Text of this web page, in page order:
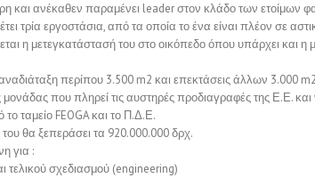
και ανέκαθεν παραμένει leader στον κλάδο των ετοίμων
τρία εργοστάσια, από τα οποία το ένα είναι πλέον σε
η μετεγκατάστασή του στο οικόπεδο όπου υπάρχει και η
περίπου 3.500 m2 και επεκτάσεις άλλων 3.000
που πληρεί τις αυστηρές προδιαγραφές της Ε.Ε. και
το ταμείο FEOGA και το Π.Δ.Ε.
θα ξεπεράσει τα 920.000.000 δρχ.
για :
σχεδιασμού (engineering)